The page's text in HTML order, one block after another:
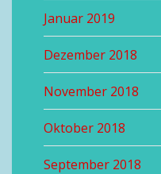
Januar 2019
Dezember 2018
November 2018
Oktober 2018
September 2018